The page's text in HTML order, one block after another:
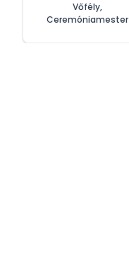
Vőfély,
Ceremóniamester